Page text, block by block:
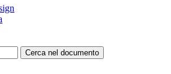
Cerca nel documento